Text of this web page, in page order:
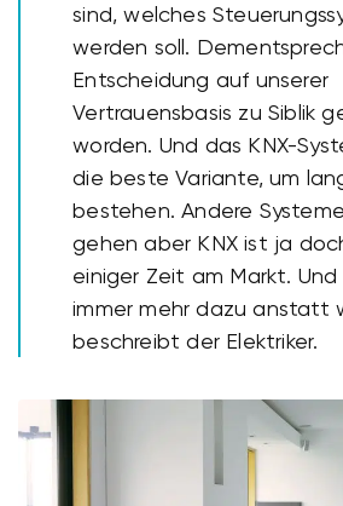
sind, welches
werden soll.
Entscheidung auf unserer
Vertrauensbasis zu Siblik
worden. Und das KNX-
die beste Variante, um
bestehen. Andere
gehen aber KNX ist ja
einiger Zeit am Markt.
immer mehr dazu anstatt
beschreibt der Elektriker.